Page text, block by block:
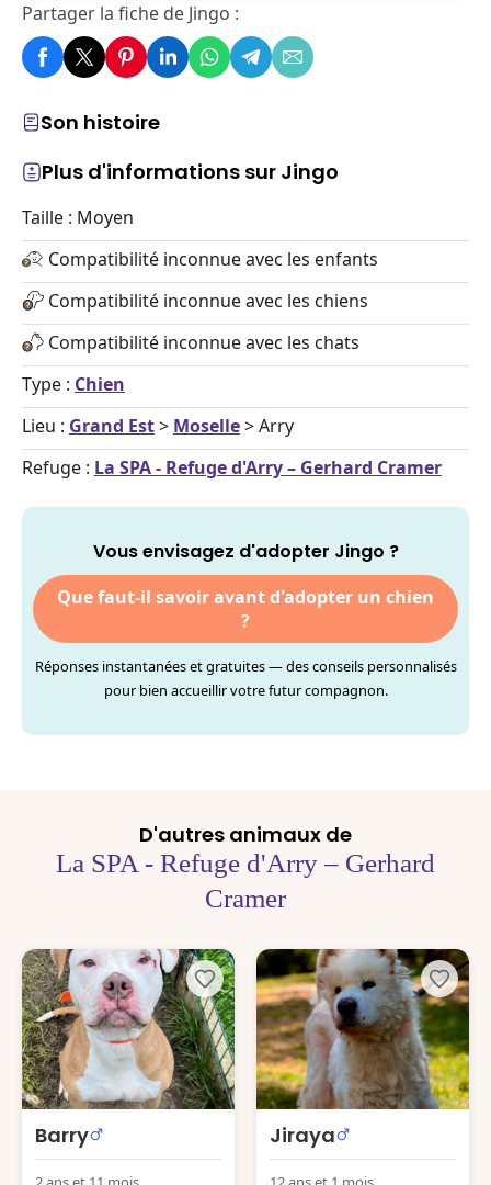
Son histoire
Plus d'informations sur Jingo
Taille : Moyen
Compatibilité inconnue avec les enfants
Compatibilité inconnue avec les chiens
Compatibilité inconnue avec les chats
Type : Chien
Lieu : Grand Est> Moselle> Arry
Refuge : La SPA - Refuge d'Arry – Gerhard Cramer
Vous envisagez d'adopter Jingo ?
Que faut-il savoir avant d'adopter un chien
?
Réponses instantanées et gratuites — des conseils personnalisés
pour bien accueillir votre futur compagnon.
Partager la fiche de Jingo :
D'autres animaux de
La SPA - Refuge d'Arry – Gerhard
Cramer
Barry Jiraya